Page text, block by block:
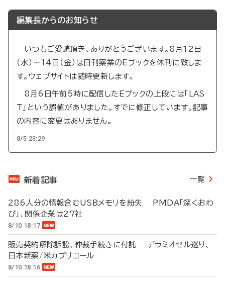
編集長からのお知らせ
いつもご愛読頂き、ありがとうございます。8月12日
（水）～14日（金）は日刊薬業のEブックを休刊に致しま
す。ウェブサイトは随時更新します。
8月6日午前5時に配信したEブックの上段には「LAS
T」という誤植がありました。すでに修正しています。記事
の内容に変更はありません。
8/5 23:29
新着記事 一覧
286人分の情報含むUSBメモリを紛失 PMDA「深くおわ
び」、関係企業は27社
8/10 18:17
販売契約解除訴訟、仲裁手続きに付託 デラミオセル巡り、
日本新薬/米カプリコール
8/10 18:16